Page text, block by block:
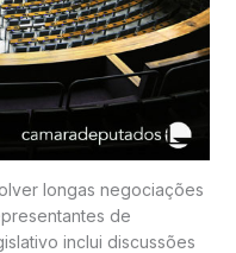
longas negociações
de
inclui discussões